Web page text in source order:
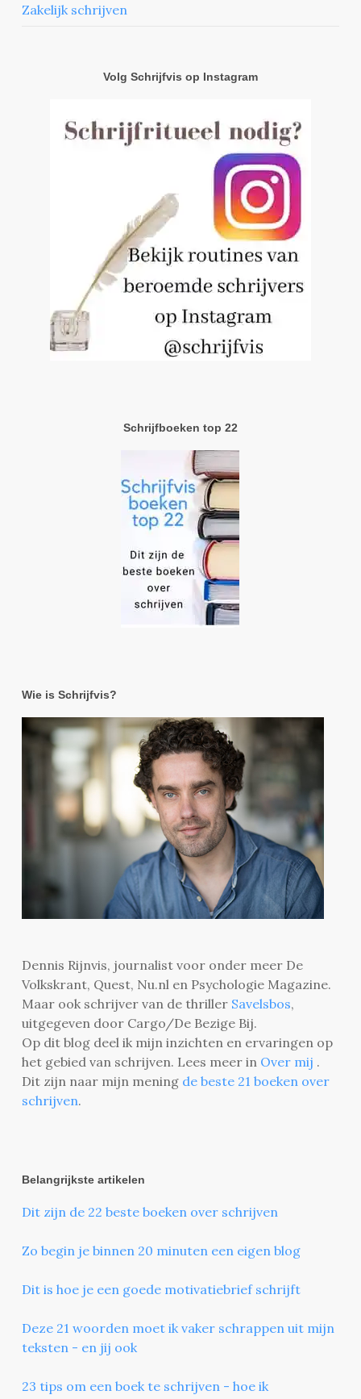
Zakelijk schrijven
Volg Schrijfvis op Instagram
Schrijfboeken top 22
Wie is Schrijfvis?
Dennis Rijnvis, journalist voor onder meer De
Volkskrant, Quest, Nu.nl en Psychologie Magazine.
Maar ook schrijver van de thriller Savelsbos,
uitgegeven door Cargo/De Bezige Bij.
Op dit blog deel ik mijn inzichten en ervaringen op
het gebied van schrijven. Lees meer in Over mij .
Dit zijn naar mijn mening de beste 21 boeken over
schrijven.
Belangrijkste artikelen
Dit zijn de 22 beste boeken over schrijven
Zo begin je binnen 20 minuten een eigen blog
Dit is hoe je een goede motivatiebrief schrijft
Deze 21 woorden moet ik vaker schrappen uit mijn
teksten - en jij ook
23 tips om een boek te schrijven - hoe ik